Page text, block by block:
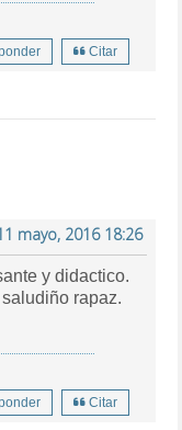
Citar
mayo, 2016 18:26
y didactico.
rapaz.
Citar